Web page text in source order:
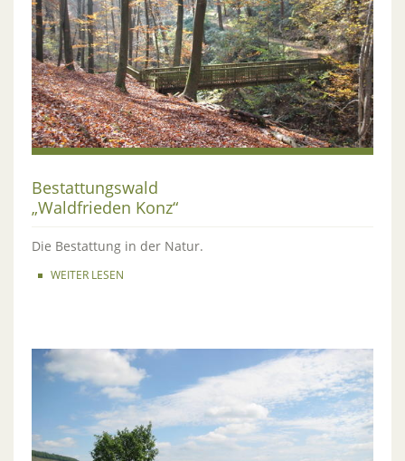
Bestattungswald
„Waldfrieden Konz“
Die Bestattung in der Natur.
WEITER LESEN